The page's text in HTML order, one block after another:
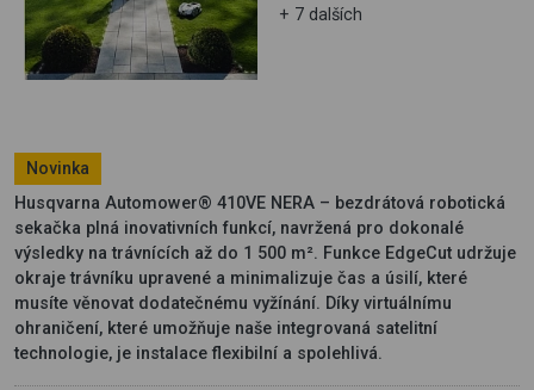
+ 7 dalších
Novinka
Husqvarna Automower® 410VE NERA – bezdrátová robotická
sekačka plná inovativních funkcí, navržená pro dokonalé
výsledky na trávnících až do 1 500 m². Funkce EdgeCut udržuje
okraje trávníku upravené a minimalizuje čas a úsilí, které
musíte věnovat dodatečnému vyžínání. Díky virtuálnímu
ohraničení, které umožňuje naše integrovaná satelitní
technologie, je instalace flexibilní a spolehlivá.